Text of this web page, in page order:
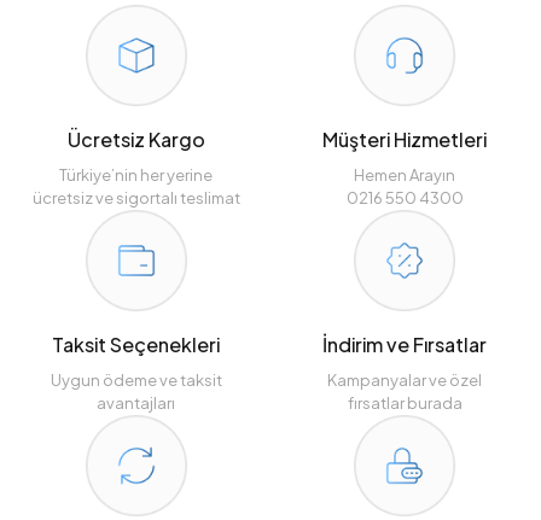
Ücretsiz Kargo
Türkiye’nin her yerine
ücretsiz ve sigortalı teslimat
Müşteri Hizmetleri
Hemen Arayın
0216 550 4300
Taksit Seçenekleri
Uygun ödeme ve taksit
avantajları
İndirim ve Fırsatlar
Kampanyalar ve özel
fırsatlar burada